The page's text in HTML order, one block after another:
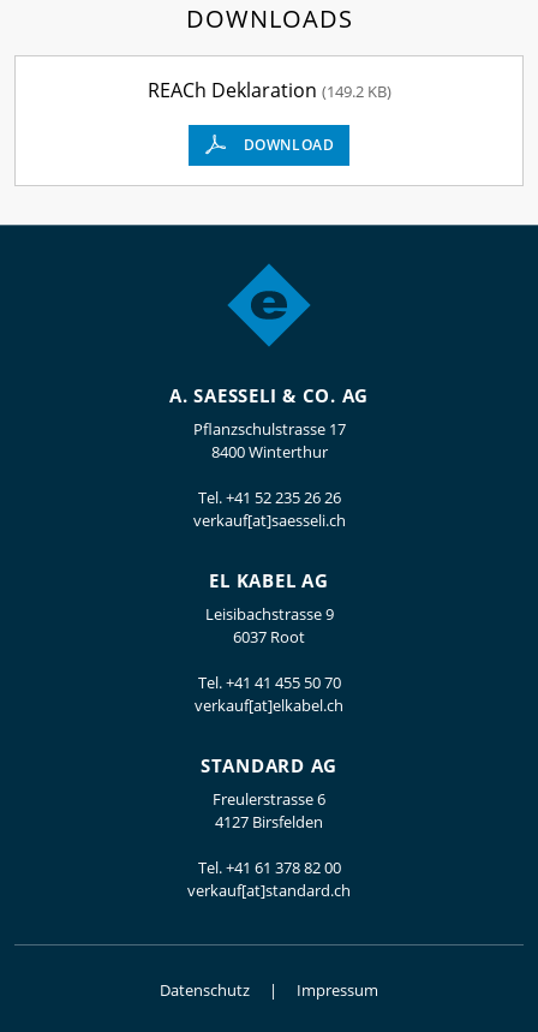
DOWNLOADS
REACh Deklaration (149.2 KB)
DOWNLOAD
A. SAESSELI & CO. AG
Pflanzschulstrasse 17
8400 Winterthur
Tel.+41 52 235 26 26
verkauf[at]saesseli.ch
EL KABEL AG
Leisibachstrasse 9
6037 Root
Tel.+41 41 455 50 70
verkauf[at]elkabel.ch
STANDARD AG
Freulerstrasse 6
4127 Birsfelden
Tel.+41 61 378 82 00
verkauf[at]standard.ch
Datenschutz Impressum